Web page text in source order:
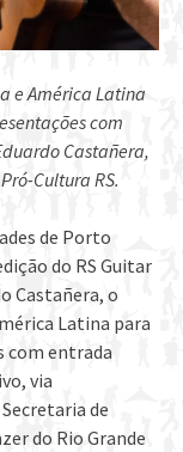
e América Latina
com
Castañera,
Cultura RS.
de Porto
do RS Guitar
Castañera, o
Latina para
com entrada
via
de
do Rio Grande